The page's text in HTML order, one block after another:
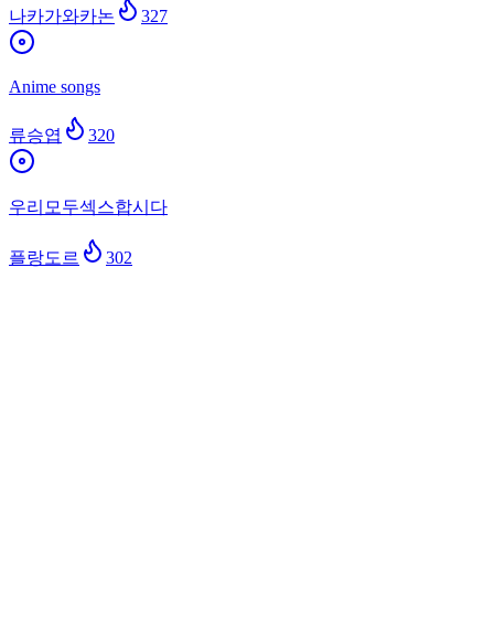
나카가와카논 327
Anime songs
류승엽 320
우리모두섹스합시다
플랑도르 302